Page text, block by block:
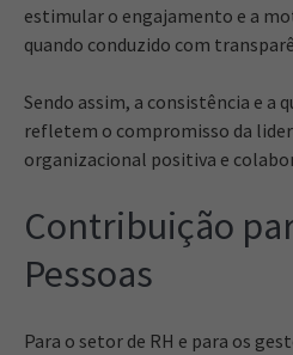
estimular o engajamento e a
quando conduzido com
Sendo assim, a consistência e a
refletem o compromisso da
organizacional positiva e
Contribuição
Pessoas
Para o setor de RH e para os